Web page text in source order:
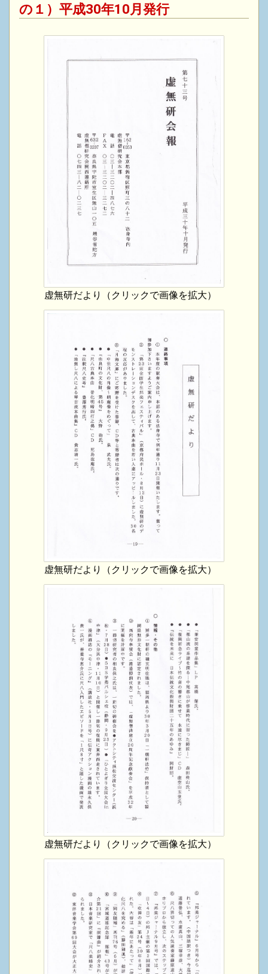
の１）平成30年10月発行
虚無研だより（クリックで画像を拡大）
虚無研だより（クリックで画像を拡大）
虚無研だより（クリックで画像を拡大）